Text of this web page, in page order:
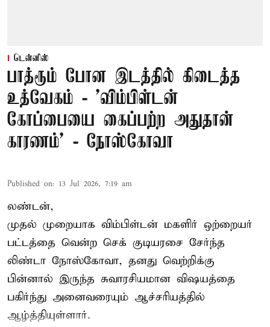
டென்னிஸ்
பாத்ரூம் போன இடத்தில் கிடைத்த
உத்வேகம் - ’விம்பிள்டன்
கோப்பையை கைப்பற்ற அதுதான்
காரணம்’ - நோஸ்கோவா
Published on: 13 Jul 2026, 7:19 am
லண்டன்,
முதல் முறையாக விம்பிள்டன் மகளிர் ஒற்றையர்
பட்டத்தை வென்ற செக் குடியரசை சேர்ந்த
லிண்டா நோஸ்கோவா, தனது வெற்றிக்கு
பின்னால் இருந்த சுவாரசியமான விஷயத்தை
பகிர்ந்து அனைவரையும் ஆச்சரியத்தில்
ஆழ்த்தியுள்ளார்.